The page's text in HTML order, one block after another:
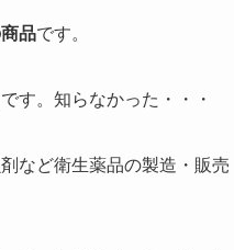
品です。
す。知らなかった・・・
など衛生薬品の製造・販売